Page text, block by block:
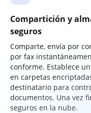
Compartición y
seguros
Comparte, envía por
por fax
conforme. Establece
en carpetas
destinatario para
documentos. Una vez
seguros en la nube.